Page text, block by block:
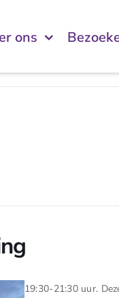
ons
19:30-21:30 uur.